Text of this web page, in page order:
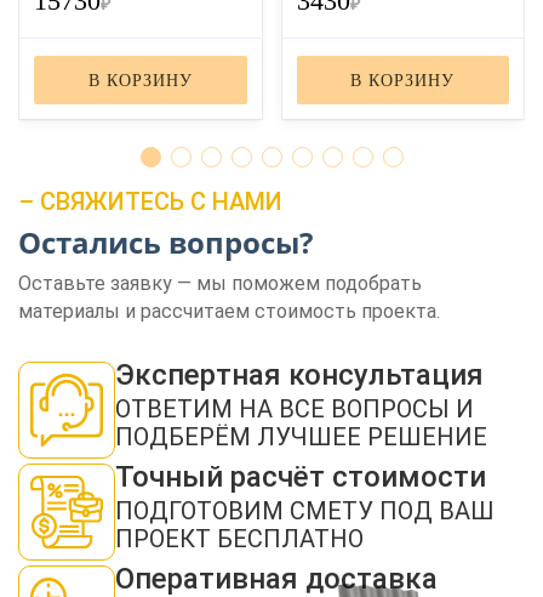
₽
В КОРЗИНУ
₽
В КОРЗИНУ
– СВЯЖИТЕСЬ С НАМИ
Остались вопросы?
Оставьте заявку — мы поможем подобрать
материалы и рассчитаем стоимость проекта.
Экспертная консультация
ОТВЕТИМ НА ВСЕ ВОПРОСЫ И
ПОДБЕРЁМ ЛУЧШЕЕ РЕШЕНИЕ
Точный расчёт стоимости
ПОДГОТОВИМ СМЕТУ ПОД ВАШ
ПРОЕКТ БЕСПЛАТНО
Оперативная доставка
ЗАКАЗАТЬ ЗВОНОК
Нажимая кнопку "Отправить", я даю своё согласие на обработку моих
персональных данных в соответствии с ФЗ от 27.07.2006 № 152-ФЗ "О
персональных данных", на условиях и для целей, определенных вполитикой
конфиденциальности
ОТПРАВИТЬ